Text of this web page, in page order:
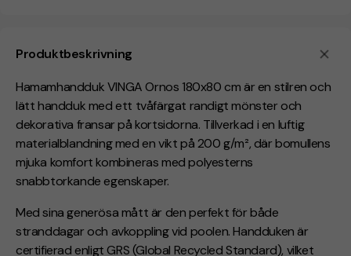
Produktbeskrivning
Hamamhandduk VINGA Ornos 180x80 cm är en stilren och
lätt handduk med ett tvåfärgat randigt mönster och
dekorativa fransar på kortsidorna. Tillverkad i en luftig
materialblandning med en vikt på 200 g/m², där bomullens
mjuka komfort kombineras med polyesterns
snabbtorkande egenskaper.
Med sina generösa mått är den perfekt för både
stranddagar och avkoppling vid poolen. Handduken är
certifierad enligt GRS (Global Recycled Standard), vilket